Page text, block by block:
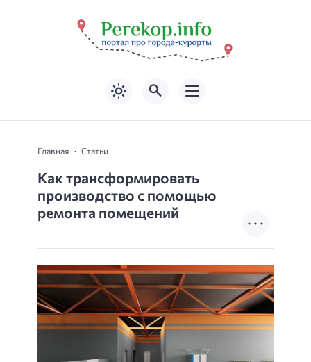
Главная Статьи
Как трансформировать
производство с помощью
ремонта помещений